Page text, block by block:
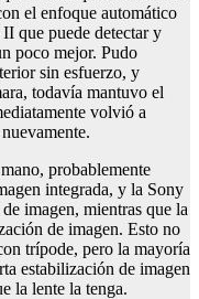
el enfoque automático
que puede detectar y
poco mejor. Pudo
sin esfuerzo, y
todavía mantuvo el
volvió a
probablemente
integrada, y la Sony
imagen, mientras que la
de imagen. Esto no
trípode, pero la mayoría
estabilización de imagen
la lente la tenga.